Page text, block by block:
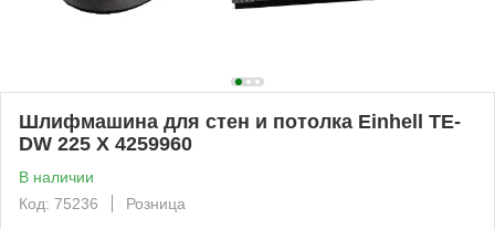
Шлифмашина для стен и потолка Einhell TE-
DW 225 X 4259960
В наличии
Код: 75236
Розница